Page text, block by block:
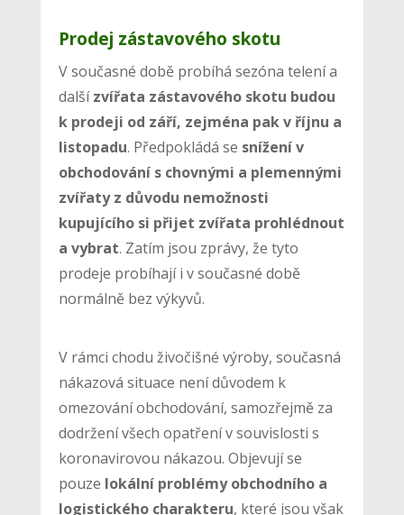
Prodej zástavového skotu
V současné době probíhá sezóna telení a
dalšízvířata zástavového skotu budou
k prodeji od září, zejména pak v říjnu a
listopadu. Předpokládá se snížení v
obchodování s chovnými a plemennými
zvířaty z důvodu nemožnosti
kupujícího si přijet zvířata prohlédnout
a vybrat. Zatím jsou zprávy, že tyto
prodeje probíhají i v současné době
normálně bez výkyvů.
V rámci chodu živočišné výroby, současná
nákazová situace není důvodem k
omezování obchodování, samozřejmě za
dodržení všech opatření v souvislosti s
koronavirovou nákazou. Objevují se
pouze lokální problémy obchodního a
logistického charakteru, které jsou však